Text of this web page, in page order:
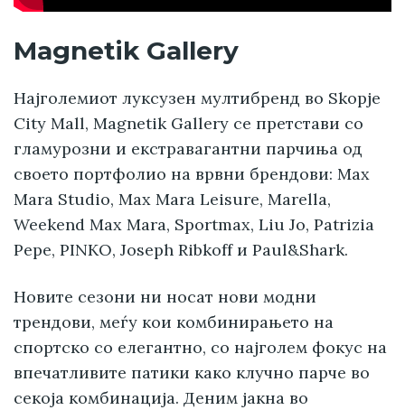
Magnetik Gallery
Најголемиот луксузен мултибренд во Skopje
City Mall, Magnetik Gallery се претстави со
гламурозни и екстравагантни парчиња од
своето портфолио на врвни брендови: Max
Mara Studio, Max Mara Leisure, Marella,
Weekend Max Mara, Sportmax, Liu Jo, Patrizia
Pepe, PINKO, Joseph Ribkoff и Paul&Shark.
Новите сезони ни носат нови модни
трендови, меѓу кои комбинирањето на
спортско со елегантно, со најголем фокус на
впечатливите патики како клучно парче во
секоја комбинација. Деним јакна во